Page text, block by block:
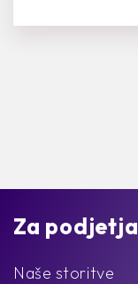
Za podjetja
Naše storitve